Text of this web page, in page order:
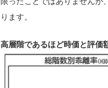
ります。
高層階であるほど時価と評価